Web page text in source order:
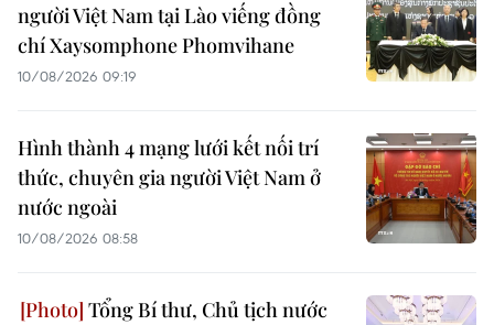
người Việt Nam tại Lào viếng đồng
chí Xaysomphone Phomvihane
10/08/2026 09:19
Hình thành 4 mạng lưới kết nối trí
thức, chuyên gia người Việt Nam ở
nước ngoài
10/08/2026 08:58
Tổng Bí thư, Chủ tịch nước